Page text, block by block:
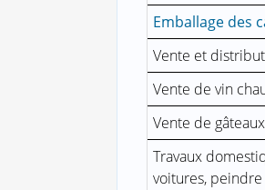
Emballage des
Vente et
Vente de vin
Vente de gâteaux
Travaux
voitures, peindre